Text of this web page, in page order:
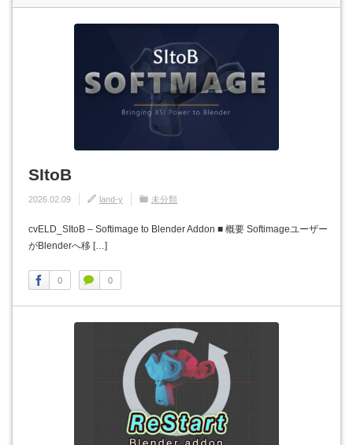
SItoB
2026.02.09 land-y 未分類
cvELD_SItoB – Softimage to Blender Addon ■ 概要 Softimageユーザー
がBlenderへ移 […]
0 0